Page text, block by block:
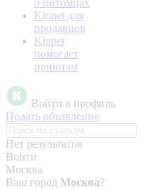
о питомцах
Kinpet для
продавцов
Kinpet
помогает
приютам
Войти в профиль
Подать объявление
Нет результатов
Войти
Москва
Ваш город Москва?